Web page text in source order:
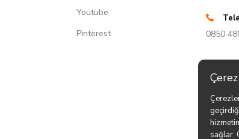
sağlar.
Youtube
Pinterest
0850